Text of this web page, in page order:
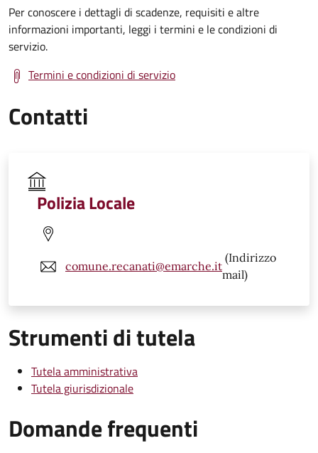
Per conoscere i dettagli di scadenze, requisiti e altre
informazioni importanti, leggi i termini e le condizioni di
servizio.
Termini e condizioni di servizio
Contatti
Polizia Locale
comune.recanati@emarche.it
(Indirizzo
mail)
Strumenti di tutela
Tutela amministrativa
Tutela giurisdizionale
Domande frequenti